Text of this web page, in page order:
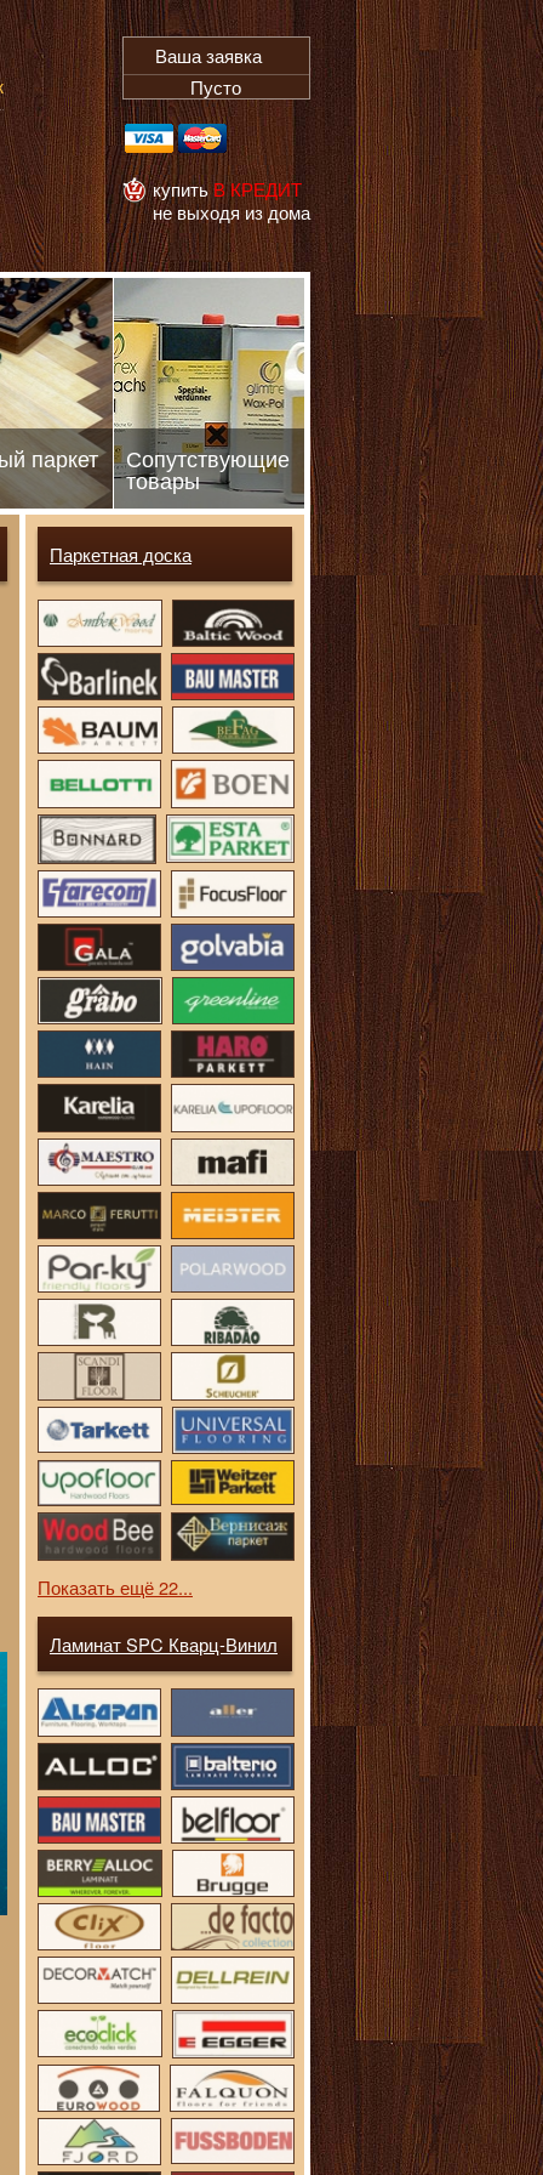
Ваша заявка
Пусто
купитьВ КРЕДИТ
не выходя из дома
паркет Сопутствующие
товары
Паркетная доска
Показать ещё 22...
Ламинат SPC Кварц-Винил